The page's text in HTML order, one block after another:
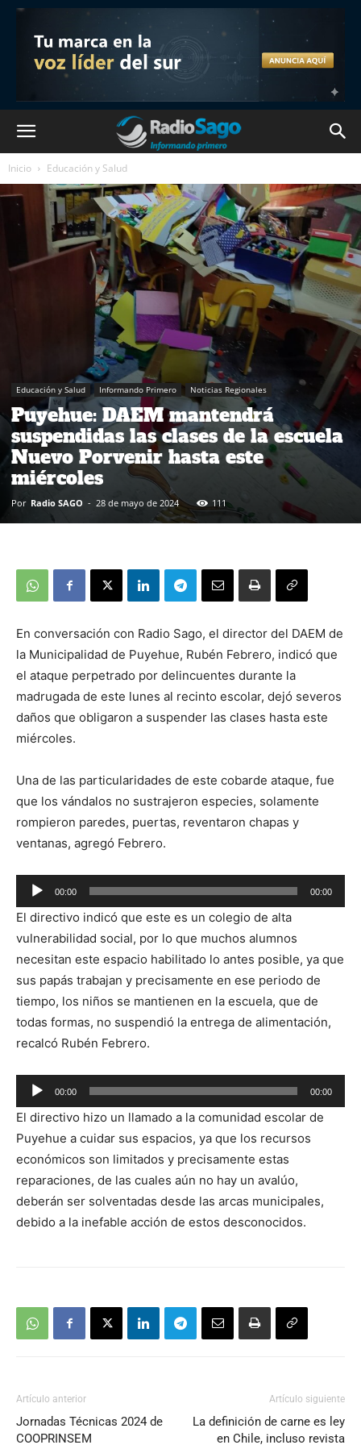
Inicio Educación y Salud
Educación y Salud Informando Primero Noticias Regionales
Puyehue: DAEM mantendrá
suspendidas las clases de la escuela
Nuevo Porvenir hasta este
miércoles
Por Radio SAGO - 28 de mayo de 2024 111
En conversación con Radio Sago, el director del DAEM de
la Municipalidad de Puyehue, Rubén Febrero, indicó que
el ataque perpetrado por delincuentes durante la
madrugada de este lunes al recinto escolar, dejó severos
daños que obligaron a suspender las clases hasta este
miércoles.
Una de las particularidades de este cobarde ataque, fue
que los vándalos no sustrajeron especies, solamente
rompieron paredes, puertas, reventaron chapas y
ventanas, agregó Febrero.
Reproductor
de
audio
00:00 00:00
El directivo indicó que este es un colegio de alta
vulnerabilidad social, por lo que muchos alumnos
necesitan este espacio habilitado lo antes posible, ya que
sus papás trabajan y precisamente en ese periodo de
tiempo, los niños se mantienen en la escuela, que de
todas formas, no suspendió la entrega de alimentación,
recalcó Rubén Febrero.
Reproductor
de
audio
00:00 00:00
El directivo hizo un llamado a la comunidad escolar de
Puyehue a cuidar sus espacios, ya que los recursos
económicos son limitados y precisamente estas
reparaciones, de las cuales aún no hay un avalúo,
deberán ser solventadas desde las arcas municipales,
debido a la inefable acción de estos desconocidos.
Artículo anterior
Jornadas Técnicas 2024 de
COOPRINSEM
Artículo siguiente
La definición de carne es ley
en Chile, incluso revista